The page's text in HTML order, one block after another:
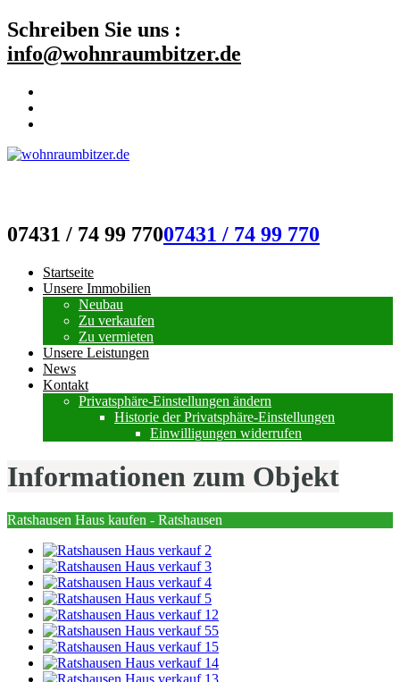
Schreiben Sie uns :
info@wohnraumbitzer.de
07431 / 74 99 77007431 / 74 99 770
Startseite
Unsere Immobilien
Neubau
Zu verkaufen
Zu vermieten
Unsere Leistungen
News
Kontakt
Privatsphäre-Einstellungen ändern
Historie der Privatsphäre-Einstellungen
Einwilligungen widerrufen
Informationen zum Objekt
Ratshausen Haus kaufen - Ratshausen